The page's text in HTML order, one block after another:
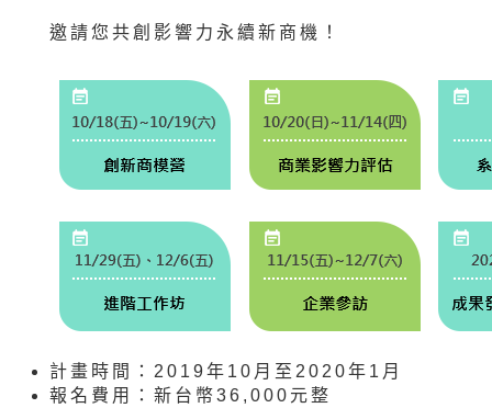
邀請您共創影響力永續新商機！
計畫時間：2019年10月至2020年1月
報名費用：新台幣36,000元整